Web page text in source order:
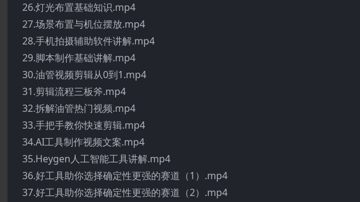
26.灯光布置基础知识.mp4
27.场景布置与机位摆放.mp4
28.手机拍摄辅助软件讲解.mp4
29.脚本制作基础讲解.mp4
30.油管视频剪辑从0到1.mp4
31.剪辑流程三板斧.mp4
32.拆解油管热门视频.mp4
33.手把手教你快速剪辑.mp4
34.AI工具制作视频文案.mp4
35.Heygen人工智能工具讲解.mp4
36.好工具助你选择确定性更强的赛道（1）.mp4
37.好工具助你选择确定性更强的赛道（2）.mp4